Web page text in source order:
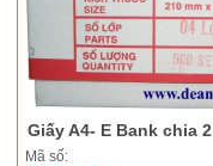
Giấy A4- E Bank chia 2
Mã số: